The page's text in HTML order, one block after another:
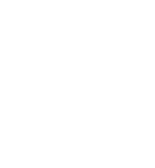
新詮釋三杯雞、金沙